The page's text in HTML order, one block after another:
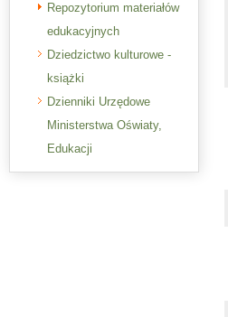
Repozytorium materiałów
edukacyjnych
Dziedzictwo kulturowe -
książki
Dzienniki Urzędowe
Ministerstwa Oświaty,
Edukacji